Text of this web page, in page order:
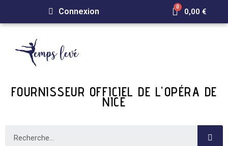
Connexion 0,00 €
FOURNISSEUR OFFICIEL DE L'OPÉRA DE
NICE